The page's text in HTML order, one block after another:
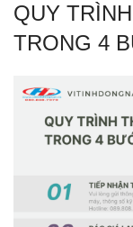
QUY
TRONG 4